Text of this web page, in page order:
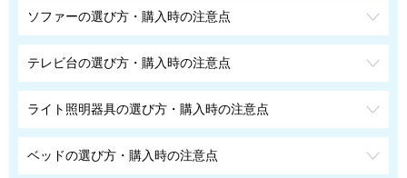
ソファーの選び方・購入時の注意点
テレビ台の選び方・購入時の注意点
ライト照明器具の選び方・購入時の注意点
ベッドの選び方・購入時の注意点